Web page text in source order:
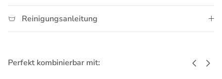
Reinigungsanleitung
Perfekt kombinierbar mit: